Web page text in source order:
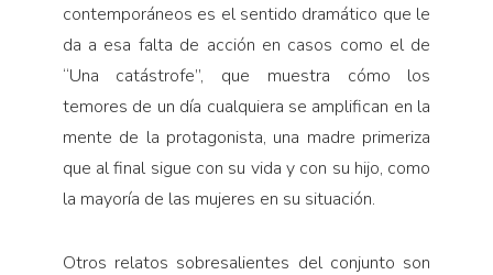
contemporáneos es el sentido dramático que le
da a esa falta de acción en casos como el de
“Una catástrofe”, que muestra cómo los
temores de un día cualquiera se amplifican en la
mente de la protagonista, una madre primeriza
que al final sigue con su vida y con su hijo, como
la mayoría de las mujeres en su situación.
Otros relatos sobresalientes del conjunto son